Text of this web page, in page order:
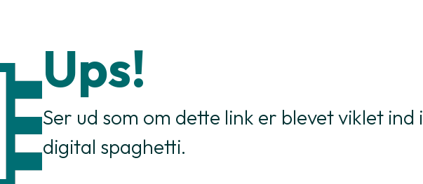
Ups!
Ser ud som om dette link er blevet viklet ind i
digital spaghetti.